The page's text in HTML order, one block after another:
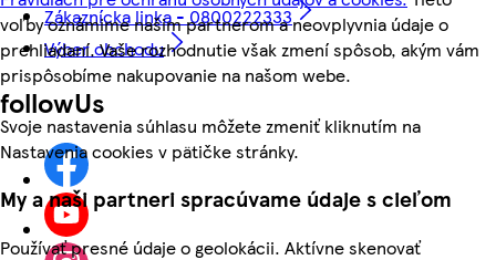
voľby oznámime našim partnerom a neovplyvnia údaje o
prehliadaní. Vaše rozhodnutie však zmení spôsob, akým vám
prispôsobíme nakupovanie na našom webe.
Svoje nastavenia súhlasu môžete zmeniť kliknutím na
Nastavenia cookies v pätičke stránky.
My a naši partneri spracúvame údaje s cieľom
Používať presné údaje o geolokácii. Aktívne skenovať
Zákaznícka linka - 0800222333
Výber obchodu
followUs